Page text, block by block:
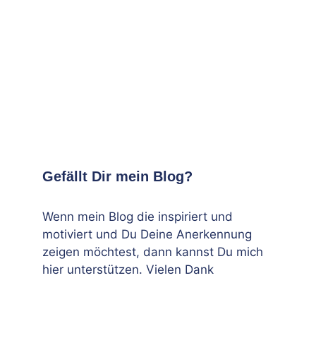
Gefällt Dir mein Blog?
Wenn mein Blog die inspiriert und
motiviert und Du Deine Anerkennung
zeigen möchtest, dann kannst Du mich
hier unterstützen. Vielen Dank